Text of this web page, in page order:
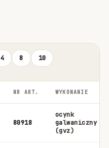
4 8 10
NR ART. WYKONANIE
80918
ocynk
galwaniczny
(gvz)